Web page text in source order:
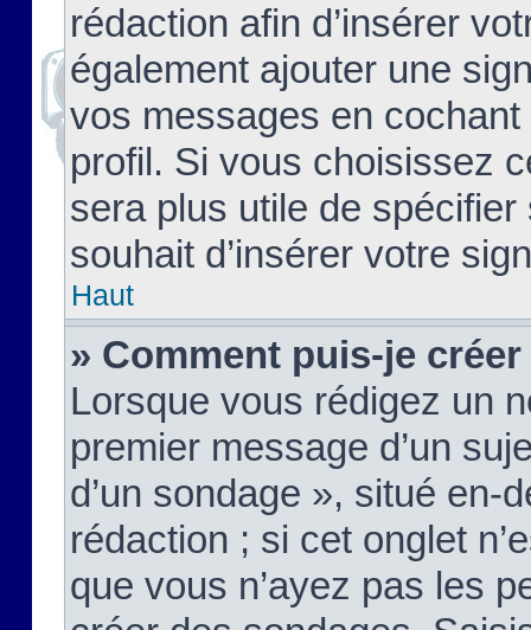
rédaction afin d’insérer
également ajouter une
vos messages en
profil. Si vous choisissez
sera plus utile de
souhait d’insérer votre
Haut
» Comment puis-je
Lorsque vous rédigez un
premier message d’un
d’un sondage », situé en-
rédaction ; si cet onglet
que vous n’ayez pas les